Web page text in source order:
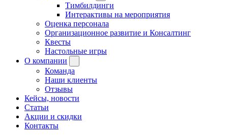
Тимбилдинги
Интерактивы на мероприятия
Оценка персонала
Организационное развитие и Консалтинг
Квесты
Настольные игры
О компании
Команда
Наши клиенты
Отзывы
Кейсы, новости
Статьи
Акции и скидки
Контакты